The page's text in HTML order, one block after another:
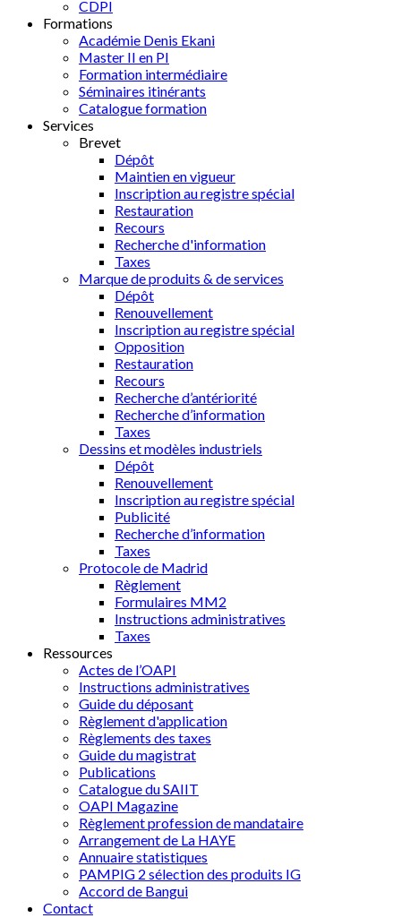
CDPI
Formations
Académie Denis Ekani
Master II en PI
Formation intermédiaire
Séminaires itinérants
Catalogue formation
Services
Brevet
Dépôt
Maintien en vigueur
Inscription au registre spécial
Restauration
Recours
Recherche d'information
Taxes
Marque de produits & de services
Dépôt
Renouvellement
Inscription au registre spécial
Opposition
Restauration
Recours
Recherche d’antériorité
Recherche d’information
Taxes
Dessins et modèles industriels
Dépôt
Renouvellement
Inscription au registre spécial
Publicité
Recherche d’information
Taxes
Protocole de Madrid
Règlement
Formulaires MM2
Instructions administratives
Taxes
Ressources
Actes de l’OAPI
Instructions administratives
Guide du déposant
Règlement d'application
Règlements des taxes
Guide du magistrat
Publications
Catalogue du SAIIT
OAPI Magazine
Règlement profession de mandataire
Arrangement de La HAYE
Annuaire statistiques
PAMPIG 2 sélection des produits IG
Accord de Bangui
Contact